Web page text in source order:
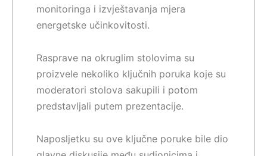
monitoringa i izvještavanja mjera
energetske učinkovitosti.
Rasprave na okruglim stolovima su
proizvele nekoliko ključnih poruka koje su
moderatori stolova sakupili i potom
predstavljali putem prezentacije.
Naposljetku su ove ključne poruke bile dio